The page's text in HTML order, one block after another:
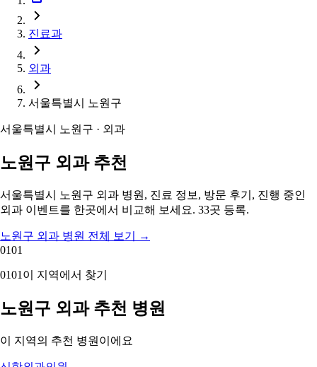
진료과
외과
서울특별시 노원구
서울특별시 노원구 · 외과
노원구 외과 추천
서울특별시 노원구 외과 병원, 진료 정보, 방문 후기, 진행 중인
외과 이벤트를 한곳에서 비교해 보세요. 33곳 등록.
노원구 외과 병원 전체 보기
→
0101
0101 이 지역에서 찾기
노원구 외과 추천 병원
이 지역의 추천 병원이에요